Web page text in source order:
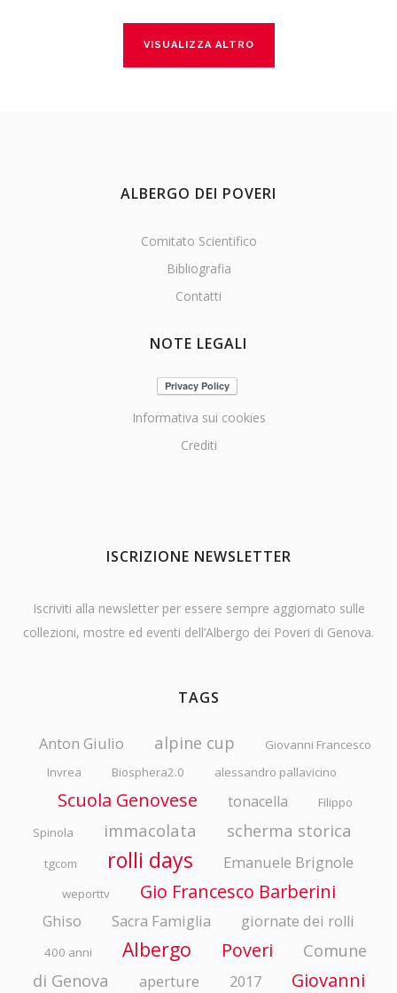
VISUALIZZA ALTRO
ALBERGO DEI POVERI
Comitato Scientifico
Bibliografia
Contatti
NOTE LEGALI
Informativa sui cookies
Crediti
ISCRIZIONE NEWSLETTER
Iscriviti alla newsletter per essere sempre aggiornato sulle
collezioni, mostre ed eventi dell’Albergo dei Poveri di Genova.
TAGS
Anton Giulio alpine cup
Giovanni Francesco
Invrea
Biosphera2.0 alessandro pallavicino
Scuola Genovese tonacella
Filippo
Spinola
immacolata scherma storica
tgcom rolli days Emanuele Brignole
weporttv Gio Francesco Barberini
Ghiso Sacra Famiglia giornate dei rolli
400 anni Albergo Poveri
Comune
di Genova
aperture 2017 Giovanni